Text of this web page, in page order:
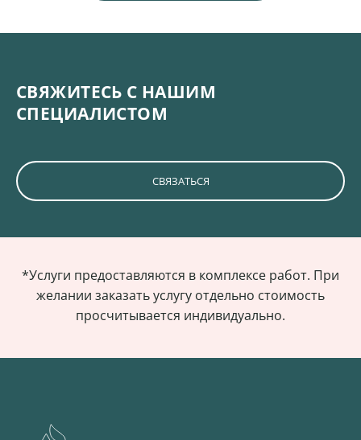
СВЯЖИТЕСЬ С НАШИМ
СПЕЦИАЛИСТОМ
СВЯЗАТЬСЯ
*Услуги предоставляются в комплексе работ. При
желании заказать услугу отдельно стоимость
просчитывается индивидуально.